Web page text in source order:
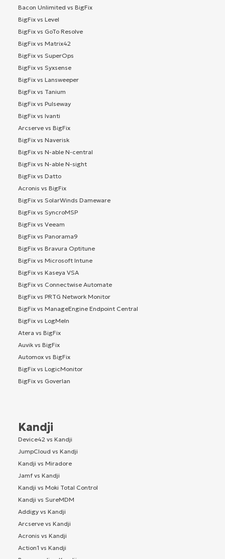
Bacon Unlimited vs BigFix
BigFix vs Level
BigFix vs GoTo Resolve
BigFix vs Matrix42
BigFix vs SuperOps
BigFix vs Syxsense
BigFix vs Lansweeper
BigFix vs Tanium
BigFix vs Pulseway
BigFix vs Ivanti
Arcserve vs BigFix
BigFix vs Naverisk
BigFix vs N-able N-central
BigFix vs N-able N-sight
BigFix vs Datto
Acronis vs BigFix
BigFix vs SolarWinds Dameware
BigFix vs SyncroMSP
BigFix vs Veeam
BigFix vs Panorama9
BigFix vs Bravura Optitune
BigFix vs Microsoft Intune
BigFix vs Kaseya VSA
BigFix vs Connectwise Automate
BigFix vs PRTG Network Monitor
BigFix vs ManageEngine Endpoint Central
BigFix vs LogMeIn
Atera vs BigFix
Auvik vs BigFix
Automox vs BigFix
BigFix vs LogicMonitor
BigFix vs Goverlan
Kandji
Device42 vs Kandji
JumpCloud vs Kandji
Kandji vs Miradore
Jamf vs Kandji
Kandji vs Moki Total Control
Kandji vs SureMDM
Addigy vs Kandji
Arcserve vs Kandji
Acronis vs Kandji
Action1 vs Kandji